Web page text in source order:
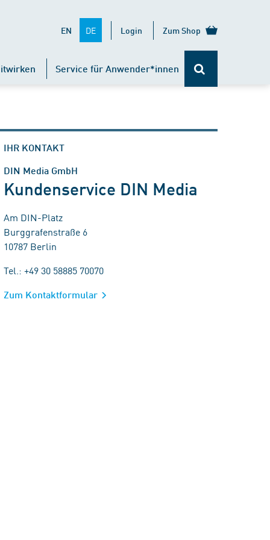
EN DE Login Zum Shop
Service für Anwender*innen
IHR KONTAKT
DIN Media GmbH
Kundenservice DIN Media
Am DIN-Platz
Burggrafenstraße 6
10787 Berlin
Tel.: +49 30 58885 70070
Zum Kontaktformular